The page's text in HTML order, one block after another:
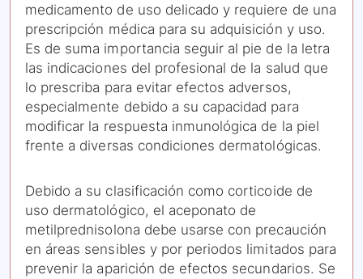
medicamento de uso delicado y requiere de una
prescripción médica para su adquisición y uso.
Es de suma importancia seguir al pie de la letra
las indicaciones del profesional de la salud que
lo prescriba para evitar efectos adversos,
especialmente debido a su capacidad para
modificar la respuesta inmunológica de la piel
frente a diversas condiciones dermatológicas.
Debido a su clasificación como corticoide de
uso dermatológico, el aceponato de
metilprednisolona debe usarse con precaución
en áreas sensibles y por periodos limitados para
prevenir la aparición de efectos secundarios. Se